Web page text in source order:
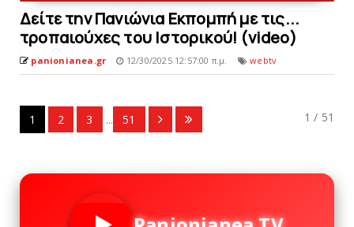
Δείτε την Πανιώνια Εκπομπή με τις...
τροπαιούχες του Ιστορικού! (video)
panionianea.gr 12/30/2025 12:57:00 π.μ. webtv
1 / 51
1 2 3 ... 51